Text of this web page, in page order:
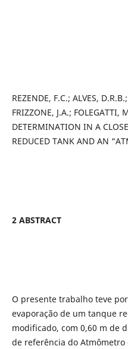
REZENDE, F.C.; ALVES,
FRIZZONE, J.A.; FOLEGATTI,
DETERMINATION IN A
REDUCED TANK AND AN
2 ABSTRACT
O presente trabalho teve
evaporação de um tanque
modificado, com 0,60 m de
de referência do